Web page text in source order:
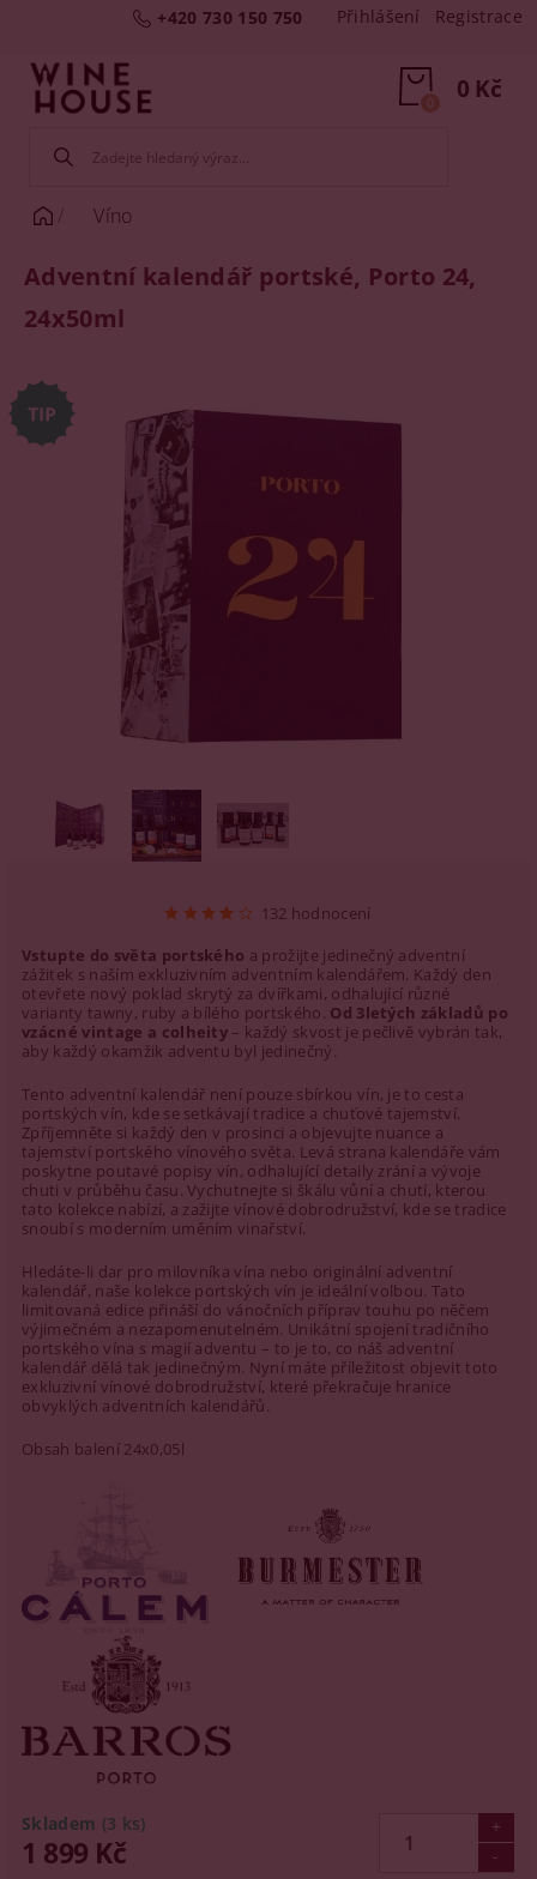
+420 730 150 750 Přihlášení Registrace
0 Kč
0
Víno
Adventní kalendář portské, Porto 24,
24x50ml
132 hodnocení
Vstupte do světa portského a prožijte jedinečný adventní
zážitek s naším exkluzivním adventním kalendářem. Každý den
otevřete nový poklad skrytý za dvířkami, odhalující různé
varianty tawny, ruby a bílého portského. Od 3letých základů po
vzácné vintage a colheity – každý skvost je pečlivě vybrán tak,
aby každý okamžik adventu byl jedinečný.
Tento adventní kalendář není pouze sbírkou vín, je to cesta
portských vín, kde se setkávají tradice a chuťové tajemství.
Zpříjemněte si každý den v prosinci a objevujte nuance a
tajemství portského vínového světa. Levá strana kalendáře vám
poskytne poutavé popisy vín, odhalující detaily zrání a vývoje
chuti v průběhu času. Vychutnejte si škálu vůní a chutí, kterou
tato kolekce nabízí, a zažijte vínové dobrodružství, kde se tradice
snoubí s moderním uměním vinařství.
Hledáte-li dar pro milovníka vína nebo originální adventní
kalendář, naše kolekce portských vín je ideální volbou. Tato
limitovaná edice přináší do vánočních příprav touhu po něčem
výjimečném a nezapomenutelném. Unikátní spojení tradičního
portského vína s magií adventu – to je to, co náš adventní
kalendář dělá tak jedinečným. Nyní máte příležitost objevit toto
exkluzivní vínové dobrodružství, které překračuje hranice
obvyklých adventních kalendářů.
Obsah balení 24x0,05l
Skladem (3 ks)
1 899 Kč